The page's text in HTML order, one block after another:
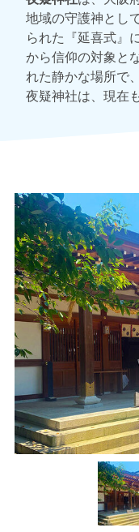
地域の守護神とし
られた『延喜式』
から信仰の対象と
れた静かな場所で
夜疑神社は、現在